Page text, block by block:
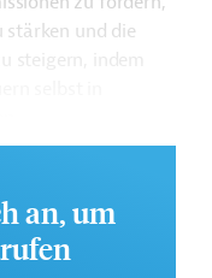
und die
steigern, indem
Regularien
an, um